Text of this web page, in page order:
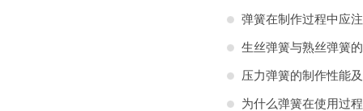
弹簧在制作过程中应
生丝弹簧与熟丝弹簧
压力弹簧的制作性能
为什么弹簧在使用过